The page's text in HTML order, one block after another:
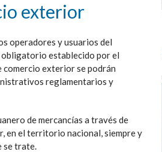
exterior
operadores y usuarios del
establecido por el
comercio exterior se podrán
reglamentarios y
de mercancías a través de
en el territorio nacional, siempre y
se trate.